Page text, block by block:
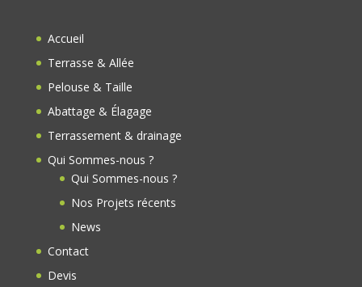
Accueil
Terrasse & Allée
Pelouse & Taille
Abattage & Élagage
Terrassement & drainage
Qui Sommes-nous ?
Qui Sommes-nous ?
Nos Projets récents
News
Contact
Devis